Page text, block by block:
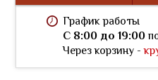
График работы
C 8:00 до 19:00
Через корзину -